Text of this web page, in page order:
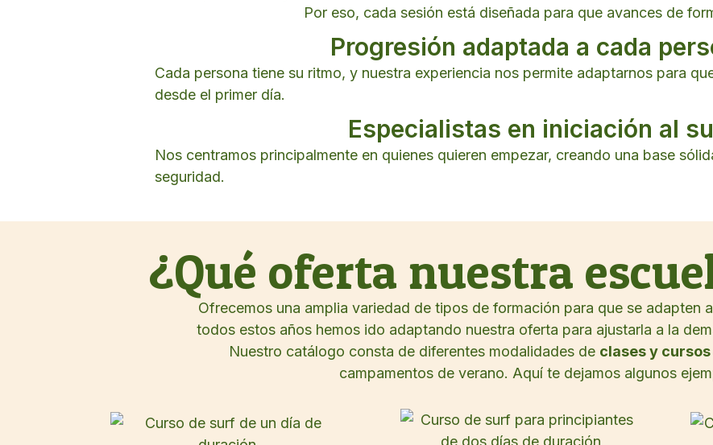
Por eso, cada sesión está diseñada para que avances de
Progresión adaptada a cada
Cada persona tiene su ritmo, y nuestra experiencia nos permite adaptarnos para
desde el primer día.
Especialistas en iniciación al
Nos centramos principalmente en quienes quieren empezar, creando una base
seguridad.
¿Qué oferta nuestra
Ofrecemos una amplia variedad de tipos de formación para que se adapten
todos estos años hemos ido adaptando nuestra oferta para ajustarla a la
Nuestro catálogo consta de diferentes modalidades de clases y
campamentos de verano. Aquí te dejamos algunos